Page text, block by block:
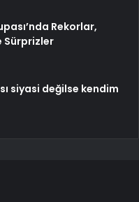
Rekorlar,
Sürprizler
siyasi değilse kendim